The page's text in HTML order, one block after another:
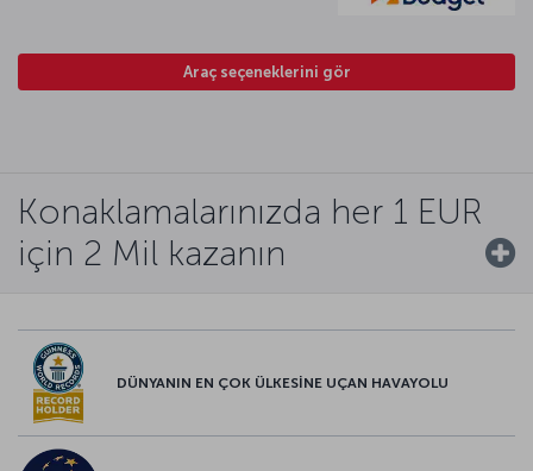
Araç seçeneklerini gör
Konaklamalarınızda her 1 EUR
için 2 Mil kazanın
DÜNYANIN EN ÇOK ÜLKESİNE UÇAN HAVAYOLU